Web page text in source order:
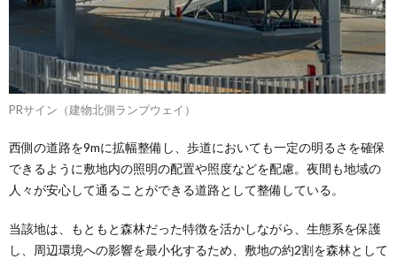
PRサイン（建物北側ランプウェイ）
西側の道路を9mに拡幅整備し、歩道においても一定の明るさを確保
できるように敷地内の照明の配置や照度などを配慮。夜間も地域の
人々が安心して通ることができる道路として整備している。
当該地は、もともと森林だった特徴を活かしながら、生態系を保護
し、周辺環境への影響を最小化するため、敷地の約2割を森林として